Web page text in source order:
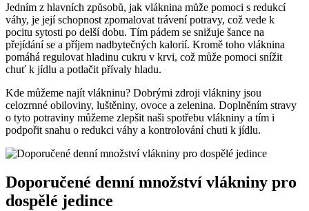
Jedním z hlavních způsobů, jak vláknina může pomoci s redukcí
váhy, je její schopnost zpomalovat trávení potravy, což vede k
pocitu sytosti po delší dobu. Tím pádem se snižuje šance na
přejídání se a příjem nadbytečných kalorií. Kromě toho vláknina
pomáhá regulovat hladinu cukru v krvi, což může pomoci snížit
chuť k jídlu a potlačit přívaly hladu.
Kde můžeme najít vlákninu? Dobrými zdroji vlákniny jsou
celozrnné obiloviny, luštěniny, ovoce a zelenina. Doplněním stravy
o tyto potraviny můžeme zlepšit naši spotřebu vlákniny a tím i
podpořit snahu o redukci váhy a kontrolování chuti k jídlu.
Doporučené denní množství vlákniny pro
dospělé jedince